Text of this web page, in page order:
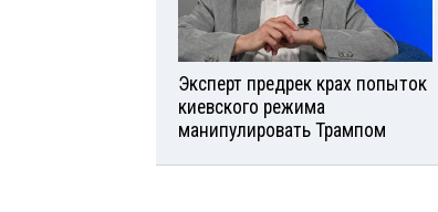
Эксперт предрек крах попыток
киевского режима
манипулировать Трампом